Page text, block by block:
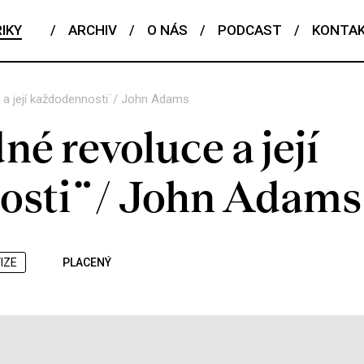
/ ARCHIV / O NÁS / PODCAST /
její každodennosti¨/ John Adams
revoluce a její
John Adams
PLACENÝ